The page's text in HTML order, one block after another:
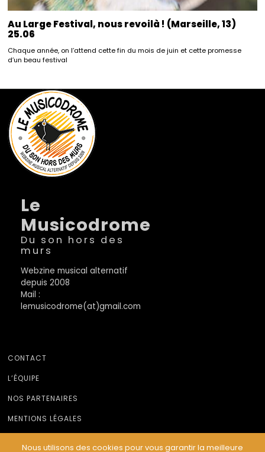
Au Large Festival, nous revoilà ! (Marseille, 13)
25.06
Chaque année, on l’attend cette fin du mois de juin et cette promesse
d’un beau festival
Le
Musicodrome
Du son hors des
murs
Webzine musical alternatif
depuis 2008
Mail :
lemusicodrome(at)gmail.com
CONTACT
L’ÉQUIPE
NOS PARTENAIRES
MENTIONS LÉGALES
Nous utilisons des cookies pour vous garantir la meilleure